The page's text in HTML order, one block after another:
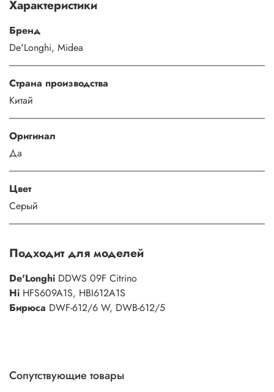
Характеристики
Бренд
De'Longhi, Midea
Страна производства
Китай
Оригинал
Да
Цвет
Серый
Подходит для моделей
De'Longhi DDWS 09F Citrinо
Hi HFS609A1S, HBI612A1S
Бирюса DWF-612/6 W, DWB-612/5
Сопутствующие товары